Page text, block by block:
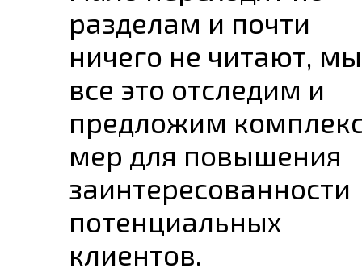
разделам и почти
ничего не читают, мы
все это отследим и
предложим
мер для повышения
заинтересованности
потенциальных
клиентов.